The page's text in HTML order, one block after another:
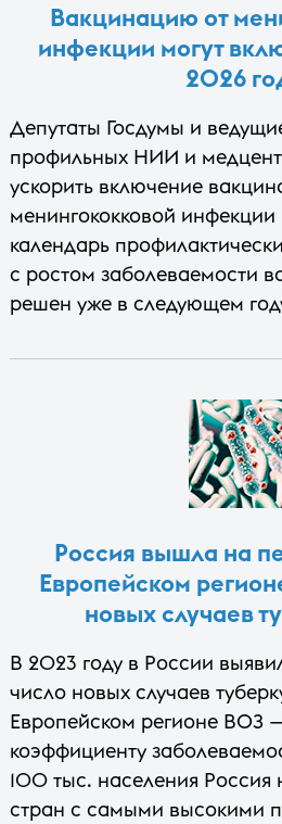
Вакцинацию от
инфекции могут
2026
Депутаты Госдумы и
профильных НИИ и
ускорить включение
менингококковой
календарь
с ростом заболеваемости
решен уже в следующем
Россия вышла на
Европейском
новых случаев
В 2023 году в России
число новых случаев
Европейском регионе ВОЗ
коэффициенту
100 тыс. населения Россия
стран с самыми высокими